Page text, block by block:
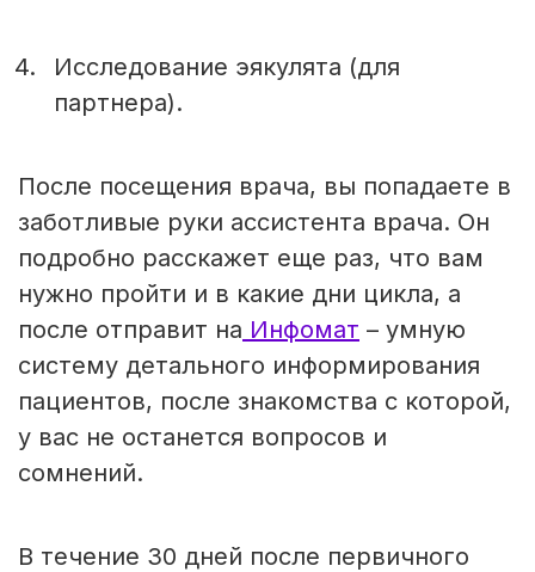
Исследование эякулята (для
партнера).
После посещения врача, вы попадаете в
заботливые руки ассистента врача. Он
подробно расскажет еще раз, что вам
нужно пройти и в какие дни цикла, а
после отправит на Инфомат – умную
систему детального информирования
пациентов, после знакомства с которой,
у вас не останется вопросов и
сомнений.
В течение 30 дней после первичного